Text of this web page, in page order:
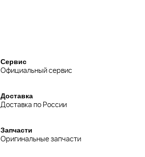
Сервис
Официальный сервис
Доставка
Доставка по России
Запчасти
Оригинальные запчасти